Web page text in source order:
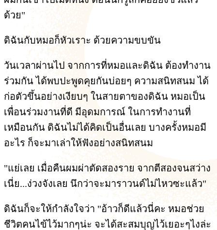
ด้วย"
ดิฉันกับหมอก็หัวเราะ ด้วยความขบขัน
วันเวลาผ่านไป จากการที่หมอและดิฉัน ต้องทำงาน
ร่วมกัน ได้พบปะพูดคุยกันบ่อยๆ ความสนิทสนม ได้
ก่อตัวขึ้นอย่างเงียบๆ ในสายตาของดิฉัน หมอเป็น
เพื่อนร่วมงานที่ดี มีอุดมการณ์ ในการทำงานที่
เหมือนกัน ดิฉันไม่ได้คิดเป็นอื่นเลย บางครั้งหมอมี
อะไร ก็จะมาเล่าให้ฟังอย่างสนิทสนม
"แย่เลย เมื่อคืนผมผ่าตัดสองราย จากตีสองจนสว่าง
เนี่ย...ง่วงจังเลย นึกว่าจะมาราวนด์ไม่ไหวซะแล้ว"
ดิฉันก็จะให้กำลังใจว่า "อ้าวก็ดีแล้วนี่คะ หมอช่วย
ชีวิตคนไข้ไว้มากๆน่ะ จะได้สะสมบุญไว้เยอะๆไงล่ะ